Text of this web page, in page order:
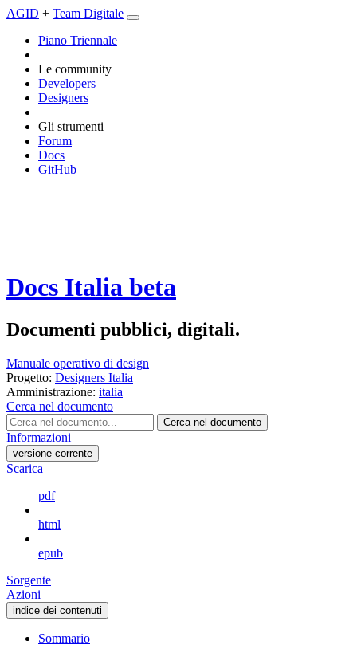
AGID + Team Digitale
Piano Triennale
Le community
Developers
Designers
Gli strumenti
Forum
Docs
GitHub
Docs Italia beta
Documenti pubblici, digitali.
Manuale operativo di design
Progetto: Designers Italia
Amministrazione: italia
Cerca nel documento
Cerca nel documento
Informazioni
versione-corrente
Scarica
pdf
html
epub
Sorgente
Azioni
indice dei contenuti
Sommario